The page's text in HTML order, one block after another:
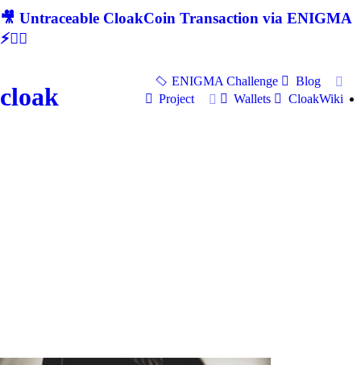
🎥 Untraceable CloakCoin Transaction via ENIGMA
⚡🕵‍♂
cloak
ENIGMA Challenge
Blog
Project
Wallets CloakWiki